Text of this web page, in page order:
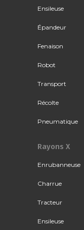
Ensileuse
Épandeur
Fenaison
Robot
Transport
Récolte
Pneumatique
Rayons X
Enrubanneuse
Charrue
Tracteur
Ensileuse